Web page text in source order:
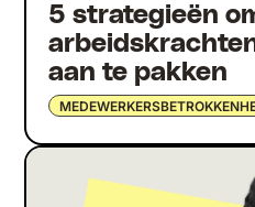
5 strategieën
aan te pakken